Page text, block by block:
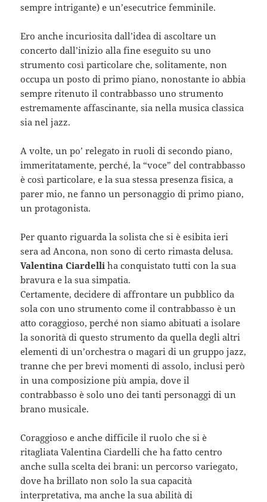
sempre intrigante) e un’esecutrice femminile.
Ero anche incuriosita dall’idea di ascoltare un
concerto dall’inizio alla fine eseguito su uno
strumento così particolare che, solitamente, non
occupa un posto di primo piano, nonostante io abbia
sempre ritenuto il contrabbasso uno strumento
estremamente affascinante, sia nella musica classica
sia nel jazz.
A volte, un po’ relegato in ruoli di secondo piano,
immeritatamente, perché, la “voce” del contrabbasso
è così particolare, e la sua stessa presenza fisica, a
parer mio, ne fanno un personaggio di primo piano,
un protagonista.
Per quanto riguarda la solista che si è esibita ieri
sera ad Ancona, non sono di certo rimasta delusa.
Valentina Ciardelli ha conquistato tutti con la sua
bravura e la sua simpatia.
Certamente, decidere di affrontare un pubblico da
sola con uno strumento come il contrabbasso è un
atto coraggioso, perché non siamo abituati a isolare
la sonorità di questo strumento da quella degli altri
elementi di un’orchestra o magari di un gruppo jazz,
tranne che per brevi momenti di assolo, inclusi però
in una composizione più ampia, dove il
contrabbasso è solo uno dei tanti personaggi di un
brano musicale.
Coraggioso e anche difficile il ruolo che si è
ritagliata Valentina Ciardelli che ha fatto centro
anche sulla scelta dei brani: un percorso variegato,
dove ha brillato non solo la sua capacità
interpretativa, ma anche la sua abilità di